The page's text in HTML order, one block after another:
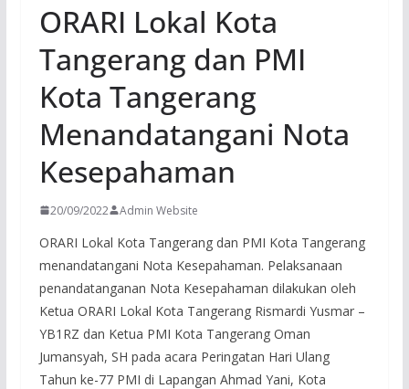
ORARI Lokal Kota
Tangerang dan PMI
Kota Tangerang
Menandatangani Nota
Kesepahaman
20/09/2022 Admin Website
ORARI Lokal Kota Tangerang dan PMI Kota Tangerang
menandatangani Nota Kesepahaman. Pelaksanaan
penandatanganan Nota Kesepahaman dilakukan oleh
Ketua ORARI Lokal Kota Tangerang Rismardi Yusmar –
YB1RZ dan Ketua PMI Kota Tangerang Oman
Jumansyah, SH pada acara Peringatan Hari Ulang
Tahun ke-77 PMI di Lapangan Ahmad Yani, Kota